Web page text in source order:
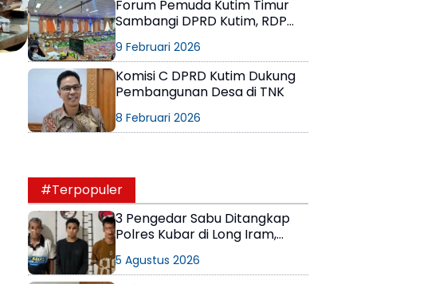
Forum Pemuda Kutim Timur
Sambangi DPRD Kutim, RDP
9 Februari 2026
Komisi C DPRD Kutim Dukung
Pembangunan Desa di TNK
8 Februari 2026
#Terpopuler
3 Pengedar Sabu Ditangkap
Polres Kubar di Long Iram,
5 Agustus 2026